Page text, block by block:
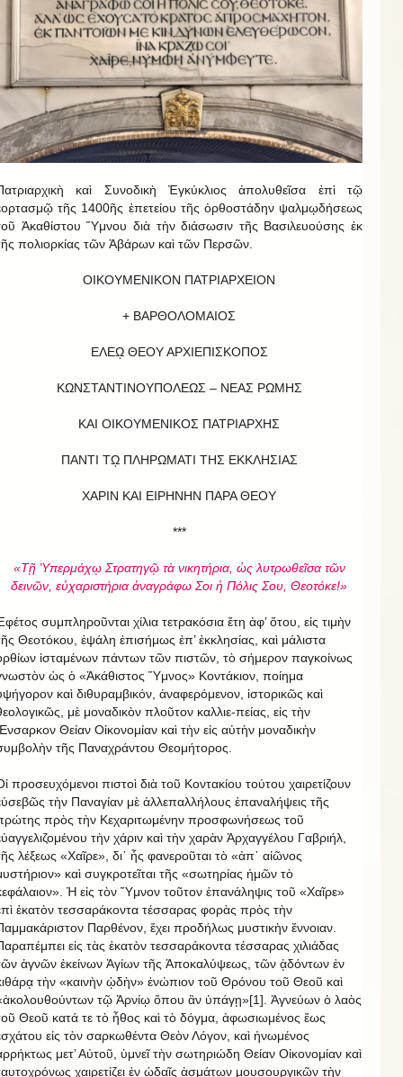
καὶ Συνοδικὴ Ἐγκύκλιος ἀπολυθεῖσα ἐπὶ τῷ
τῆς 1400ῆς ἐπετείου τῆς ὀρθοστάδην ψαλμῳδήσεως
Ἀκαθίστου Ὕμνου διὰ τὴν διάσωσιν τῆς Βασιλευούσης ἐκ
πολιορκίας τῶν Ἀβάρων καὶ τῶν Περσῶν.
ΟΙΚΟΥΜΕΝΙΚΟΝ ΠΑΤΡΙΑΡΧΕΙΟΝ
+ ΒΑΡΘΟΛΟΜΑΙΟΣ
ΕΛΕῼ ΘΕΟΥ ΑΡΧΙΕΠΙΣΚΟΠΟΣ
ΚΩΝΣΤΑΝΤΙΝΟΥΠΟΛΕΩΣ – ΝΕΑΣ ΡΩΜΗΣ
ΚΑΙ ΟΙΚΟΥΜΕΝΙΚΟΣ ΠΑΤΡΙΑΡΧΗΣ
ΠΑΝΤΙ Τῼ ΠΛΗΡΩΜΑΤΙ ΤΗΣ ΕΚΚΛΗΣΙΑΣ
ΧΑΡΙΝ ΚΑΙ ΕΙΡΗΝΗΝ ΠΑΡΑ ΘΕΟΥ
***
«Τῇ Ὑπερμάχῳ Στρατηγῷ τὰ νικητήρια, ὡς λυτρωθεῖσα τῶν
δεινῶν, εὐχαριστήρια ἀναγράφω Σοι ἡ Πόλις Σου, Θεοτόκε!»
συμπληροῦνται χίλια τετρακόσια ἔτη ἀφ’ ὅτου, εἰς τιμὴν
Θεοτόκου, ἐψάλη ἐπισήμως ἐπ’ ἐκκλησίας, καὶ μάλιστα
ἱσταμένων πάντων τῶν πιστῶν, τὸ σήμερον παγκοίνως
ὡς ὁ «Ἀκάθιστος Ὕμνος» Κοντάκιον, ποίημα
καὶ διθυραμβικόν, ἀναφερόμενον, ἱστορικῶς καὶ
μὲ μοναδικὸν πλοῦτον καλλιε-πείας, εἰς τὴν
Θείαν Οἰκονομίαν καὶ τὴν εἰς αὐτὴν μοναδικὴν
τῆς Παναχράντου Θεομήτορος.
προσευχόμενοι πιστοὶ διὰ τοῦ Κοντακίου τούτου χαιρετίζουν
τὴν Παναγίαν μὲ ἀλλεπαλλήλους ἐπαναλήψεις τῆς
πρὸς τὴν Κεχαριτωμένην προσφωνήσεως τοῦ
τὴν χάριν καὶ τὴν χαρὰν Ἀρχαγγέλου Γαβριήλ,
λέξεως «Χαῖρε», δι᾽ ἧς φανεροῦται τὸ «ἀπ᾽ αἰῶνος
καὶ συγκροτεῖται τῆς «σωτηρίας ἡμῶν τὸ
Ἡ εἰς τὸν Ὕμνον τοῦτον ἐπανάληψις τοῦ «Χαῖρε»
ἑκατὸν τεσσαράκοντα τέσσαρας φορὰς πρὸς τὴν
Παρθένον, ἔχει προδήλως μυστικὴν ἔννοιαν.
εἰς τὰς ἑκατὸν τεσσαράκοντα τέσσαρας χιλιάδας
ἁγνῶν ἐκείνων Ἁγίων τῆς Ἀποκαλύψεως, τῶν ᾀδόντων ἐν
τὴν «καινὴν ᾠδὴν» ἐνώπιον τοῦ Θρόνου τοῦ Θεοῦ καὶ
τῷ Ἀρνίῳ ὅπου ἂν ὑπάγῃ»[1]. Ἁγνεύων ὁ λαὸς
Θεοῦ κατά τε τὸ ἦθος καὶ τὸ δόγμα, ἀφωσιωμένος ἕως
εἰς τὸν σαρκωθέντα Θεὸν Λόγον, καὶ ἡνωμένος
μετ’ Αὐτοῦ, ὑμνεῖ τὴν σωτηριώδη Θείαν Οἰκονομίαν καὶ
χαιρετίζει ἐν ᾠδαῖς ᾀσμάτων μουσουργικῶν τὴν